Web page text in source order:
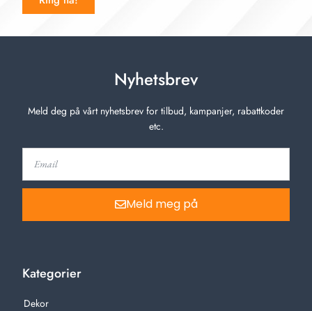
Nyhetsbrev
Meld deg på vårt nyhetsbrev for tilbud, kampanjer, rabattkoder
etc.
Meld meg på
Kategorier
Dekor